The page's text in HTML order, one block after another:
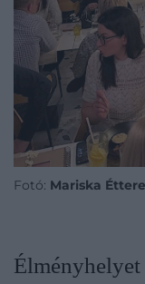
Fotó: Mariska